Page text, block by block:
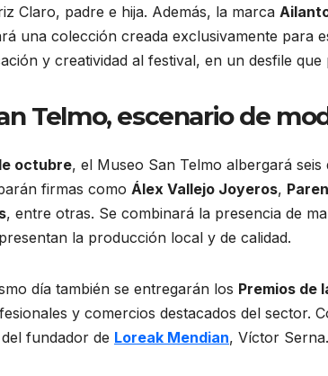
Claro, padre e hija. Además, la marca
una colección creada exclusivamente para
y creatividad al festival, en un desfile
Telmo, escenario de
octubre, el Museo San Telmo albergará
firmas como Álex Vallejo Joyeros,
, entre otras. Se combinará la presencia de
la producción local y de calidad.
día también se entregarán los Premios de
y comercios destacados del sector.
fundador de Loreak Mendian, Víctor Serna.